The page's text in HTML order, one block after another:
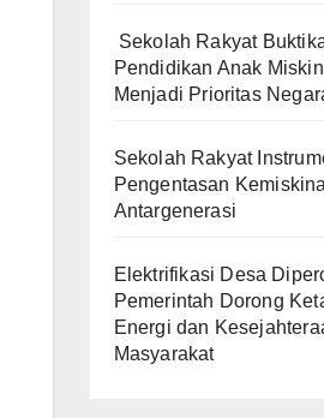
Sekolah Rakyat
Pendidikan Anak
Menjadi Prioritas
Sekolah Rakyat
Pengentasan
Antargenerasi
Elektrifikasi Desa
Pemerintah Dorong
Energi dan
Masyarakat